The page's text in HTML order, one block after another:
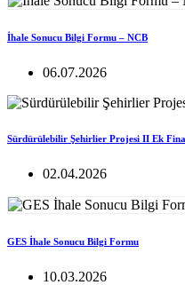
İhale Sonucu Bilgi Formu – NCB
06.07.2026
Sürdürülebilir Şehirlier Projesi II Ek
02.04.2026
GES İhale Sonucu Bilgi Formu
10.03.2026